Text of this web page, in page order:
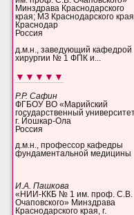
Минздрава Краснодарского
края; МЗ Краснодарского края,
Краснодар
Россия
д.м.н., заведующий кафедрой
хирургии № 1 ФПК и...
▼▼▼▼▼
Р.Р. Сафин
ФГБОУ ВО «Марийский
государственный
г. Йошкар-Ола
Россия
д.м.н., профессор кафедры
фундаментальной медицины
И.А. Пашкова
«НИИ-ККБ № 1 им. проф. С.В.
Очаповского» Минздрава
Краснодарского края, г.